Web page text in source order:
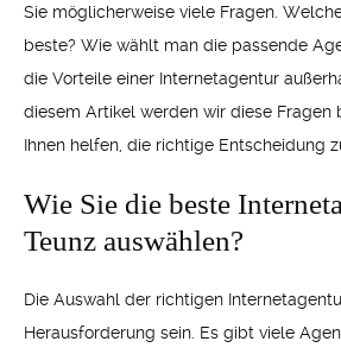
Sie möglicherweise viele Fragen.
beste? Wie wählt man die passende
die Vorteile einer Internetagentur
diesem Artikel werden wir diese Fragen
Ihnen helfen, die richtige Entscheidung
Wie Sie die beste
Teunz auswählen?
Die Auswahl der richtigen
Herausforderung sein. Es gibt viele